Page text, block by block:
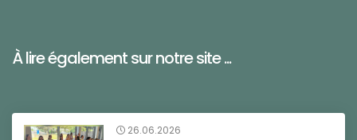
À lire également sur notre site ...
26.06.2026